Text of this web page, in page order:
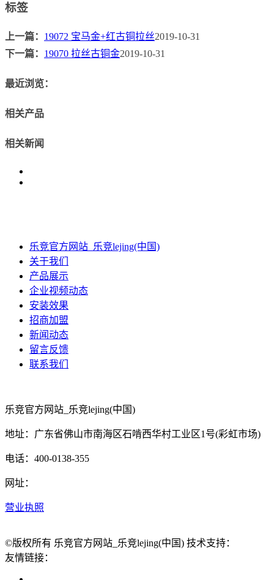
标签
上一篇： 19072 宝马金+红古铜拉丝2019-10-31
下一篇： 19070 拉丝古铜金2019-10-31
最近浏览：
相关产品
相关新闻
乐竞官方网站_乐竞lejing(中国)
关于我们
产品展示
企业视频动态
安装效果
招商加盟
新闻动态
留言反馈
联系我们
乐竞官方网站_乐竞lejing(中国)
地址：广东省佛山市南海区石啃西华村工业区1号(彩虹市场)
电话：400-0138-355
网址：
营业执照
©版权所有 乐竞官方网站_乐竞lejing(中国) 技术支持：
友情链接：